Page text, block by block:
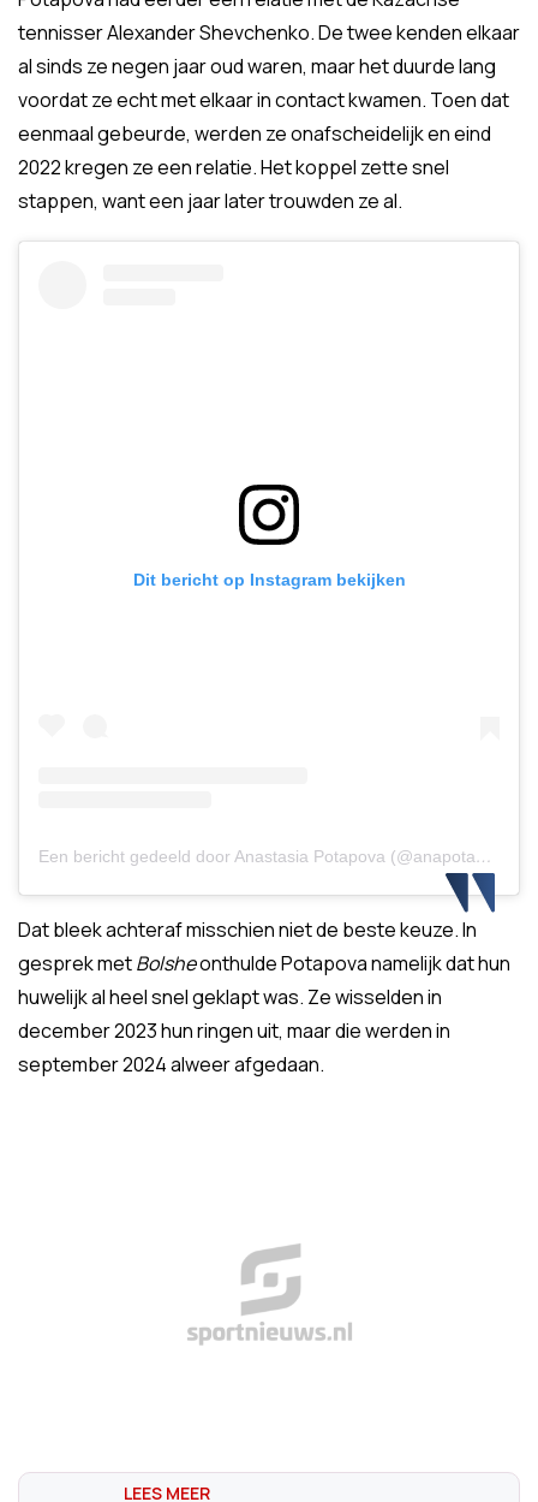
tennisser Alexander Shevchenko. De twee kenden elkaar
al sinds ze negen jaar oud waren, maar het duurde lang
voordat ze echt met elkaar in contact kwamen. Toen dat
eenmaal gebeurde, werden ze onafscheidelijk en eind
2022 kregen ze een relatie. Het koppel zette snel
stappen, want een jaar later trouwden ze al.
Dit bericht op Instagram bekijken
Een bericht gedeeld door Anastasia Potapova (@anapotapovaa)
Dat bleek achteraf misschien niet de beste keuze. In
gesprek metBolsheonthulde Potapova namelijk dat hun
huwelijk al heel snel geklapt was. Ze wisselden in
december 2023 hun ringen uit, maar die werden in
september 2024 alweer afgedaan.